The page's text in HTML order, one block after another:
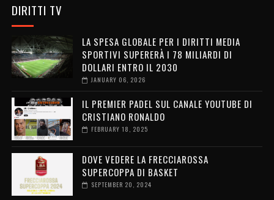
DIRITTI TV
LA SPESA GLOBALE PER I DIRITTI MEDIA
SPORTIVI SUPERERÀ I 78 MILIARDI DI
DOLLARI ENTRO IL 2030
JANUARY 06, 2026
IL PREMIER PADEL SUL CANALE YOUTUBE DI
CRISTIANO RONALDO
FEBRUARY 18, 2025
DOVE VEDERE LA FRECCIAROSSA
SUPERCOPPA DI BASKET
SEPTEMBER 20, 2024